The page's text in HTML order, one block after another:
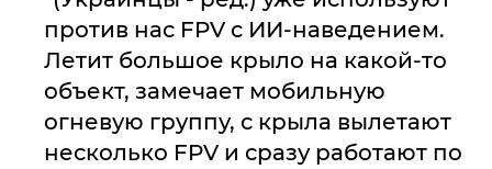
против нас FPV с ИИ-наведением.
Летит большое крыло на какой-то
объект, замечает мобильную
огневую группу, с крыла вылетают
несколько FPV и сразу работают по